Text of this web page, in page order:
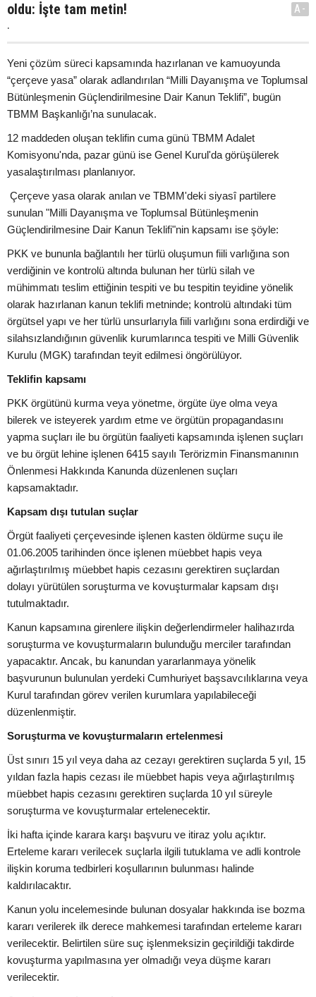
oldu: İşte tam metin!
.
A-
Yeni çözüm süreci kapsamında hazırlanan ve kamuoyunda
“çerçeve yasa” olarak adlandırılan “Milli Dayanışma ve Toplumsal
Bütünleşmenin Güçlendirilmesine Dair Kanun Teklifi”, bugün
TBMM Başkanlığı’na sunulacak.
12 maddeden oluşan teklifin cuma günü TBMM Adalet
Komisyonu'nda, pazar günü ise Genel Kurul'da görüşülerek
yasalaştırılması planlanıyor.
Çerçeve yasa olarak anılan ve TBMM'deki siyasî partilere
sunulan "Milli Dayanışma ve Toplumsal Bütünleşmenin
Güçlendirilmesine Dair Kanun Teklifi"nin kapsamı ise şöyle:
PKK ve bununla bağlantılı her türlü oluşumun fiili varlığına son
verdiğinin ve kontrolü altında bulunan her türlü silah ve
mühimmatı teslim ettiğinin tespiti ve bu tespitin teyidine yönelik
olarak hazırlanan kanun teklifi metninde; kontrolü altındaki tüm
örgütsel yapı ve her türlü unsurlarıyla fiili varlığını sona erdirdiği ve
silahsızlandığının güvenlik kurumlarınca tespiti ve Milli Güvenlik
Kurulu (MGK) tarafından teyit edilmesi öngörülüyor.
Teklifin kapsamı
PKK örgütünü kurma veya yönetme, örgüte üye olma veya
bilerek ve isteyerek yardım etme ve örgütün propagandasını
yapma suçları ile bu örgütün faaliyeti kapsamında işlenen suçları
ve bu örgüt lehine işlenen 6415 sayılı Terörizmin Finansmanının
Önlenmesi Hakkında Kanunda düzenlenen suçları
kapsamaktadır.
Kapsam dışı tutulan suçlar
Örgüt faaliyeti çerçevesinde işlenen kasten öldürme suçu ile
01.06.2005 tarihinden önce işlenen müebbet hapis veya
ağırlaştırılmış müebbet hapis cezasını gerektiren suçlardan
dolayı yürütülen soruşturma ve kovuşturmalar kapsam dışı
tutulmaktadır.
Kanun kapsamına girenlere ilişkin değerlendirmeler halihazırda
soruşturma ve kovuşturmaların bulunduğu merciler tarafından
yapacaktır. Ancak, bu kanundan yararlanmaya yönelik
başvurunun bulunulan yerdeki Cumhuriyet başsavcılıklarına veya
Kurul tarafından görev verilen kurumlara yapılabileceği
düzenlenmiştir.
Soruşturma ve kovuşturmaların ertelenmesi
Üst sınırı 15 yıl veya daha az cezayı gerektiren suçlarda 5 yıl, 15
yıldan fazla hapis cezası ile müebbet hapis veya ağırlaştırılmış
müebbet hapis cezasını gerektiren suçlarda 10 yıl süreyle
soruşturma ve kovuşturmalar ertelenecektir.
İki hafta içinde karara karşı başvuru ve itiraz yolu açıktır.
Erteleme kararı verilecek suçlarla ilgili tutuklama ve adli kontrole
ilişkin koruma tedbirleri koşullarının bulunması halinde
kaldırılacaktır.
Kanun yolu incelemesinde bulunan dosyalar hakkında ise bozma
kararı verilerek ilk derece mahkemesi tarafından erteleme kararı
verilecektir. Belirtilen süre suç işlenmeksizin geçirildiği takdirde
kovuşturma yapılmasına yer olmadığı veya düşme kararı
verilecektir.